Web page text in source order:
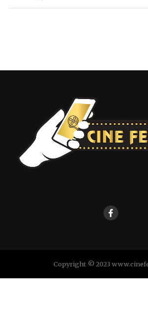
Copyright © 2023